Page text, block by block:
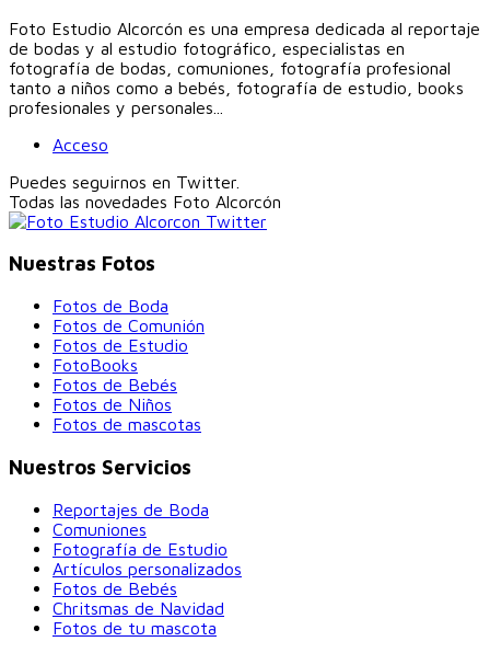
Foto Estudio Alcorcón es una empresa dedicada al reportaje
de bodas y al estudio fotográfico, especialistas en
fotografía de bodas, comuniones, fotografía profesional
tanto a niños como a bebés, fotografía de estudio, books
profesionales y personales...
Acceso
Puedes seguirnos en Twitter.
Todas las novedades Foto Alcorcón
Nuestras Fotos
Fotos de Boda
Fotos de Comunión
Fotos de Estudio
FotoBooks
Fotos de Bebés
Fotos de Niños
Fotos de mascotas
Nuestros Servicios
Reportajes de Boda
Comuniones
Fotografía de Estudio
Artículos personalizados
Fotos de Bebés
Chritsmas de Navidad
Fotos de tu mascota